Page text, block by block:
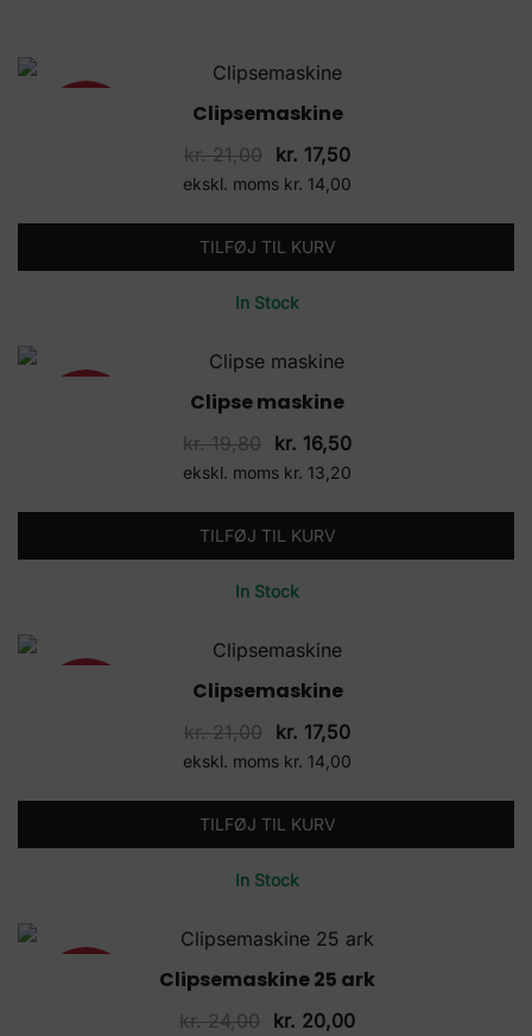
Clipsemaskine
kr.21,00 Den
oprindelige
var:
kr. 21,00.
kr. 17,50Den
aktuelle
kr. 17,50.
ekskl. moms kr. 14,00
TILFØJ TIL KURV
In Stock
Clipse maskine
kr.19,80 Den
oprindelige
var:
kr. 19,80.
kr. 16,50Den
kr. 16,50.
ekskl. moms kr. 13,20
TILFØJ TIL KURV
In Stock
Clipsemaskine
kr.21,00 Den
oprindelige
var:
kr. 21,00.
kr. 17,50Den
aktuelle
kr. 17,50.
ekskl. moms kr. 14,00
TILFØJ TIL KURV
In Stock
Clipsemaskine 25 ark
kr.24,00 Den
kr. 20,00Den